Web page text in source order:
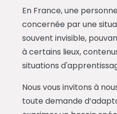
En France, une
concernée par une
souvent invisible,
à certains lieux,
situations
Nous vous invitons à
toute demande